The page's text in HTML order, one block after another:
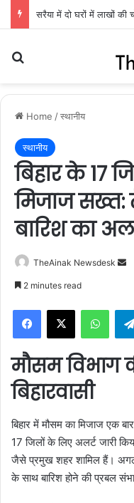
सरैया में दो घरों में लाखों की
Home /स्थानीय
स्थानीय
बिहार के 17
मिजाज
बारिश का
TheAinak Newsdesk
a
e
2 minutes read
मौसम विभाग
बिहारवासी
बिहार में मौसम का मिजाज एक
17 जिलों के लिए अलर्ट जारी
जैसे प्रमुख शहर शामिल हैं।
के साथ बारिश होने की प्रबल